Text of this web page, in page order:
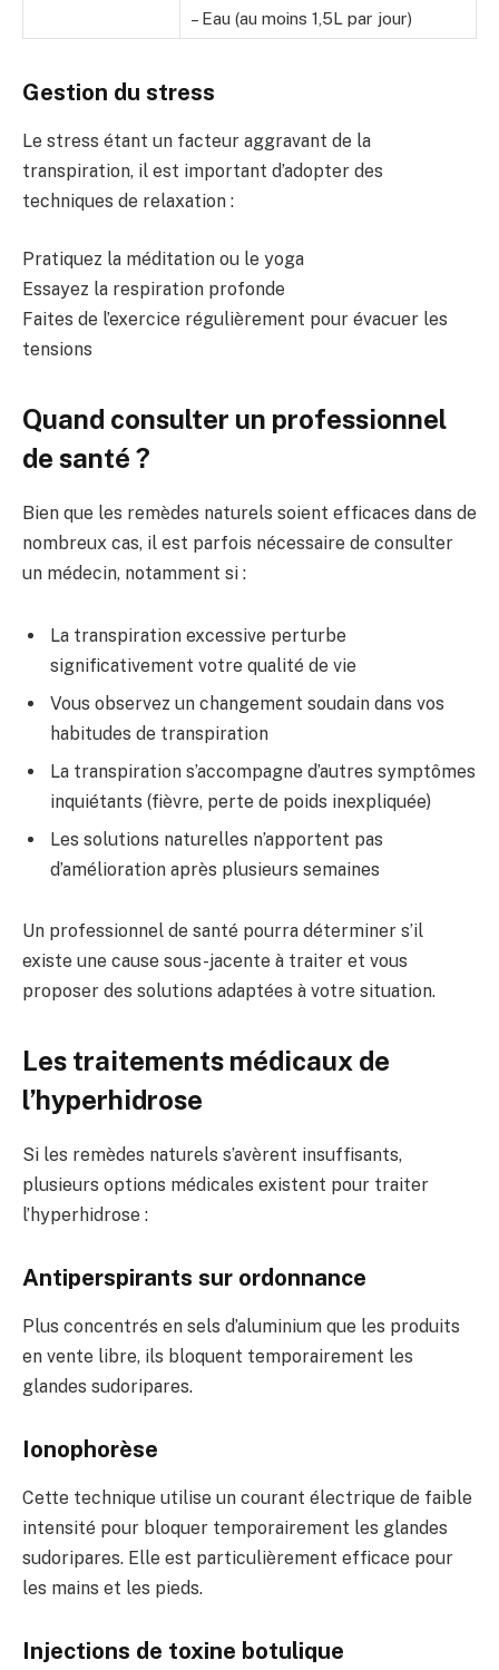
– Eau (au moins 1,5L par jour)
Gestion du stress
Le stress étant un facteur aggravant de la
transpiration, il est important d’adopter des
techniques de relaxation :
Pratiquez la méditation ou le yoga
Essayez la respiration profonde
Faites de l’exercice régulièrement pour évacuer les
tensions
Quand consulter un professionnel
de santé ?
Bien que les remèdes naturels soient efficaces dans de
nombreux cas, il est parfois nécessaire de consulter
un médecin, notamment si :
La transpiration excessive perturbe
significativement votre qualité de vie
Vous observez un changement soudain dans vos
habitudes de transpiration
La transpiration s’accompagne d’autres symptômes
inquiétants (fièvre, perte de poids inexpliquée)
Les solutions naturelles n’apportent pas
d’amélioration après plusieurs semaines
Un professionnel de santé pourra déterminer s’il
existe une cause sous-jacente à traiter et vous
proposer des solutions adaptées à votre situation.
Les traitements médicaux de
l’hyperhidrose
Si les remèdes naturels s’avèrent insuffisants,
plusieurs options médicales existent pour traiter
l’hyperhidrose :
Antiperspirants sur ordonnance
Plus concentrés en sels d’aluminium que les produits
en vente libre, ils bloquent temporairement les
glandes sudoripares.
Ionophorèse
Cette technique utilise un courant électrique de faible
intensité pour bloquer temporairement les glandes
sudoripares. Elle est particulièrement efficace pour
les mains et les pieds.
Injections de toxine botulique